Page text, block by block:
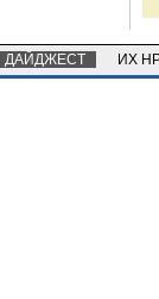
ДАЙДЖЕСТ ИХ